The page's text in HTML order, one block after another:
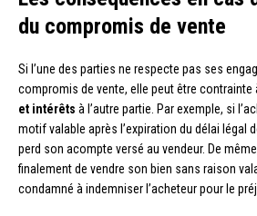
du compromis de vente
Si l’une des parties ne respecte pas ses
compromis de vente, elle peut être contrainte
et intérêts à l’autre partie. Par exemple, si
motif valable après l’expiration du délai légal
perd son acompte versé au vendeur. De
finalement de vendre son bien sans raison
condamné à indemniser l’acheteur pour le